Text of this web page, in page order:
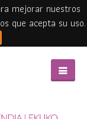
mejorar nuestros
que acepta su uso.